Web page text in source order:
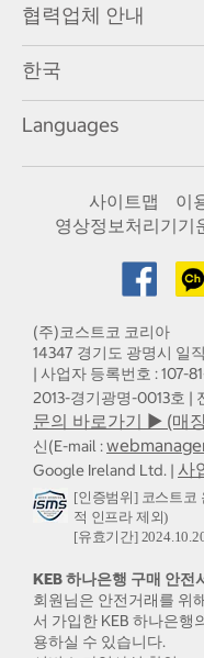
협력업체 안내
한국
Languages
사이트맵 이
영상정보처리기기
(주)코스트코 코리아
14347 경기도 광명시 일
| 사업자 등록번호 : 107-
2013-경기광명-0013호 |
문의 바로가기 ▶ (매
신(E-mail :
Google Ireland Ltd. | 사
[인증범위] 코스트코
적 인프라 제외)
[유효기간]
KEB 하나은행 구매 안전
회원님은 안전거래를 위
서 가입한 KEB 하나은행
용하실 수 있습니다.